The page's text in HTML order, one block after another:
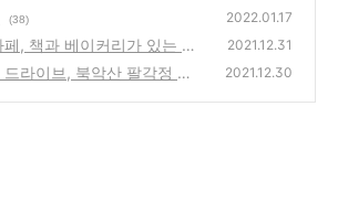
(38) 2022.01.17
, 책과 베이커리가 있는 초
2021.12.31
라이브, 북악산 팔각정 풍
2021.12.30